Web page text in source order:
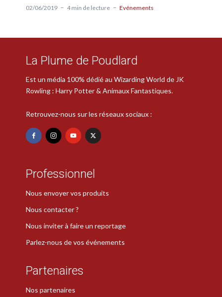
02/06/2019 4 min de lecture Evénements
La Plume de Poudlard
Est un média 100% dédié au Wizarding World de JK
Rowling : Harry Potter & Animaux Fantastiques.
Retrouvez-nous sur les réseaux sociaux :
Professionnel
Nous envoyer vos produits
Nous contacter ?
Nous inviter à faire un reportage
Parlez-nous de vos événements
Partenaires
Nos partenaires